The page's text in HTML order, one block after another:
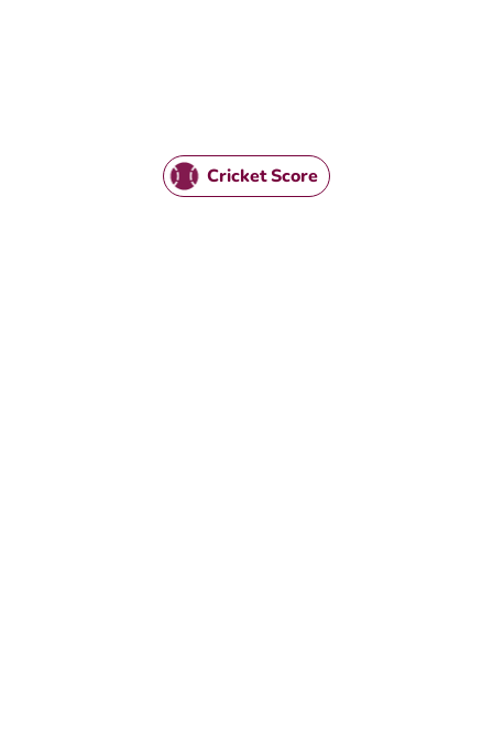
Cricket Score